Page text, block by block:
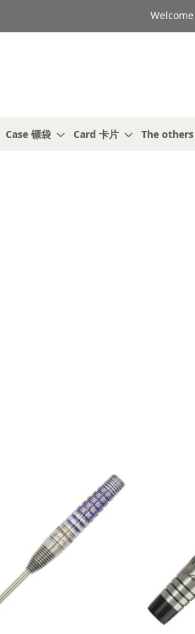
Case 镖袋 Card 卡片 The others